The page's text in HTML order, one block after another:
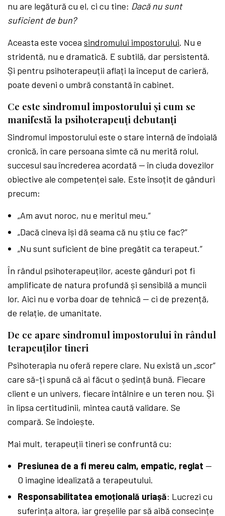
nu are legătură cu el, ci cu tine: Dacă nu sunt
suficient de bun?
Aceasta este voceasindromului impostorului. Nu e
stridentă, nu e dramatică. E subtilă, dar persistentă.
Și pentru psihoterapeuții aflați la început de carieră,
poate deveni o umbră constantă în cabinet.
Ce este sindromul impostorului și cum se
manifestă la psihoterapeuți debutanți
Sindromul impostorului este o stare internă de îndoială
cronică, în care persoana simte că nu merită rolul,
succesul sau încrederea acordată — în ciuda dovezilor
obiective ale competenței sale. Este însoțit de gânduri
precum:
„Am avut noroc, nu e meritul meu.”
„Dacă cineva își dă seama că nu știu ce fac?”
„Nu sunt suficient de bine pregătit ca terapeut.”
În rândul psihoterapeuților, aceste gânduri pot fi
amplificate de natura profundă și sensibilă a muncii
lor. Aici nu e vorba doar de tehnică — ci de prezență,
de relație, de umanitate.
De ce apare sindromul impostorului în rândul
terapeuților tineri
Psihoterapia nu oferă repere clare. Nu există un „scor”
care să-ți spună că ai făcut o ședință bună. Fiecare
client e un univers, fiecare întâlnire e un teren nou. Și
în lipsa certitudinii, mintea caută validare. Se
compară. Se îndoiește.
Mai mult, terapeuții tineri se confruntă cu:
Presiunea de a fi mereu calm, empatic, reglat —
O imagine idealizată a terapeutului.
Responsabilitatea emoțională uriașă: Lucrezi cu
suferința altora, iar greșelile par să aibă consecințe